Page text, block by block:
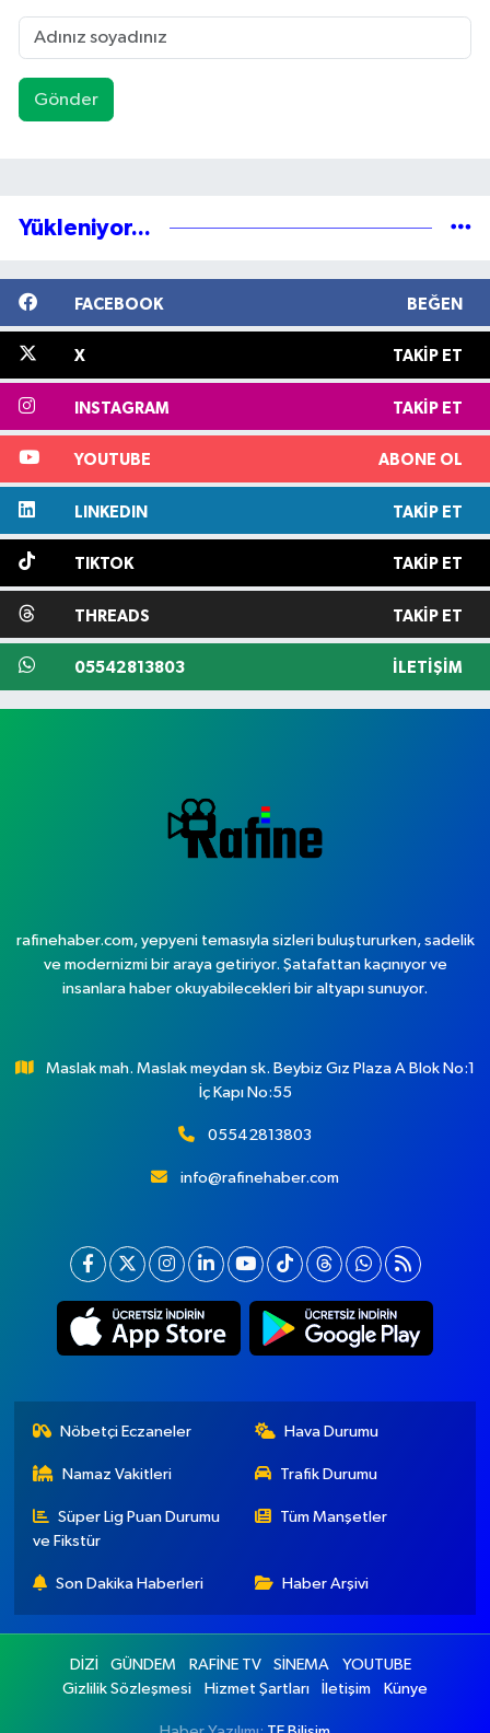
Gönder
Yükleniyor...
FACEBOOK BEĞEN
X TAKIP ET
INSTAGRAM TAKIP ET
YOUTUBE ABONE OL
LINKEDIN TAKIP ET
TIKTOK TAKIP ET
THREADS TAKIP ET
05542813803 İLETIŞIM
rafinehaber.com, yepyeni temasıyla sizleri buluştururken, sadelik
ve modernizmi bir araya getiriyor. Şatafattan kaçınıyor ve
insanlara haber okuyabilecekleri bir altyapı sunuyor.
Maslak mah. Maslak meydan sk. Beybiz Gız Plaza A Blok No:1
İç Kapı No:55
05542813803
info@rafinehaber.com
Nöbetçi Eczaneler Hava Durumu
Namaz Vakitleri Trafik Durumu
Süper Lig Puan Durumu
ve Fikstür
Tüm Manşetler
Son Dakika Haberleri Haber Arşivi
DİZİ GÜNDEM RAFİNE TV SİNEMA
YOUTUBE
Gizlilik Sözleşmesi
Hizmet Şartları İletişim Künye